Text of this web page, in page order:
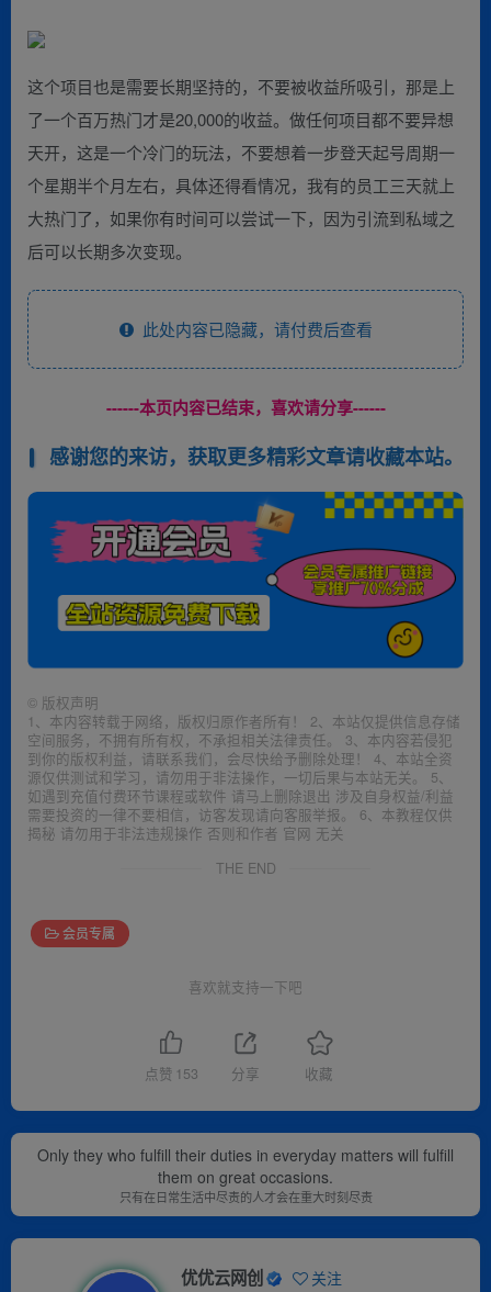
这个项目也是需要长期坚持的，不要被收益所吸引，那是上
了一个百万热门才是20,000的收益。做任何项目都不要异想
天开，这是一个冷门的玩法，不要想着一步登天起号周期一
个星期半个月左右，具体还得看情况，我有的员工三天就上
大热门了，如果你有时间可以尝试一下，因为引流到私域之
后可以长期多次变现。
此处内容已隐藏，请付费后查看
------本页内容已结束，喜欢请分享------
感谢您的来访，获取更多精彩文章请收藏本站。
© 版权声明
1、本内容转载于网络，版权归原作者所有！ 2、本站仅提供信息存储
空间服务，不拥有所有权，不承担相关法律责任。 3、本内容若侵犯
到你的版权利益，请联系我们，会尽快给予删除处理！ 4、本站全资
源仅供测试和学习，请勿用于非法操作，一切后果与本站无关。 5、
如遇到充值付费环节课程或软件 请马上删除退出 涉及自身权益/利益
需要投资的一律不要相信，访客发现请向客服举报。 6、本教程仅供
揭秘 请勿用于非法违规操作 否则和作者 官网 无关
THE END
会员专属
喜欢就支持一下吧
点赞 153 分享 收藏
Only they who fulfill their duties in everyday matters will fulfill
them on great occasions.
只有在日常生活中尽责的人才会在重大时刻尽责
优优云网创 关注